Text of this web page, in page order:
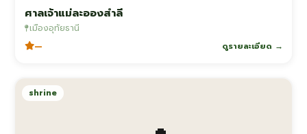
ศาลเจ้าแม่ละอองสำลี
เมืองอุทัยธานี
— ดูรายละเอียด →
shrine